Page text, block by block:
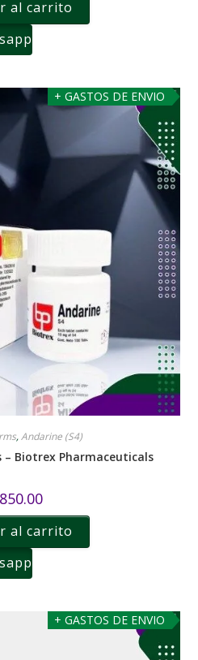
al carrito
+ GASTOS DE ENVIO
,Andarine (S4)
– Biotrex Pharmaceuticals
850.00
al carrito
+ GASTOS DE ENVIO